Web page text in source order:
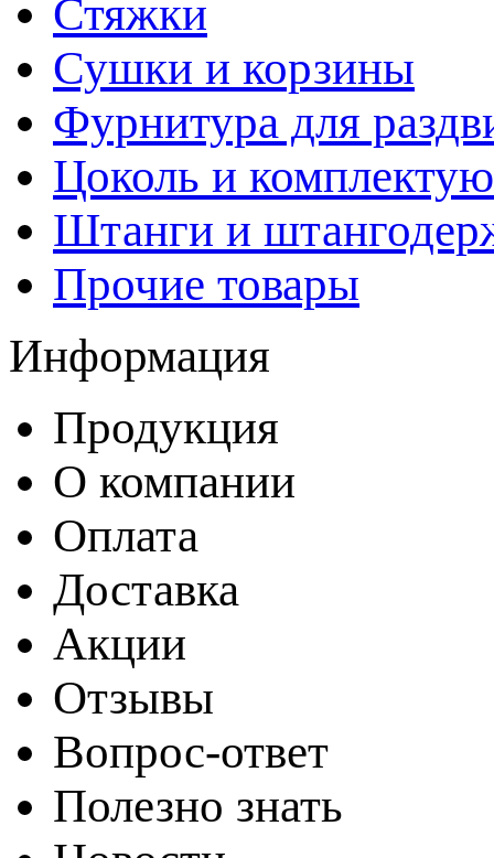
Стяжки
Сушки и корзины
Фурнитура для
Цоколь и
Штанги и
Прочие товары
Информация
Продукция
О компании
Оплата
Доставка
Акции
Отзывы
Вопрос-ответ
Полезно знать